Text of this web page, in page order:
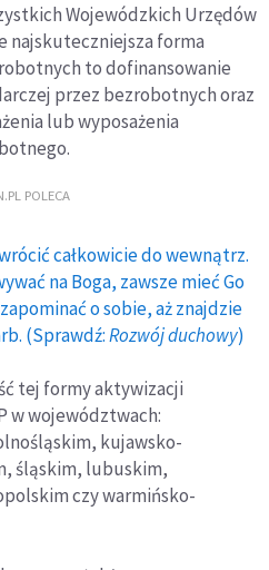
Wojewódzkich Urzędów
najskuteczniejsza forma
to dofinansowanie
przez bezrobotnych oraz
lub wyposażenia
POLECA
całkowicie do wewnątrz.
na Boga, zawsze mieć Go
o sobie, aż znajdzie
(Sprawdź:Rozwój duchowy)
tej formy aktywizacji
w województwach:
kujawsko-
śląskim, lubuskim,
czy warmińsko-